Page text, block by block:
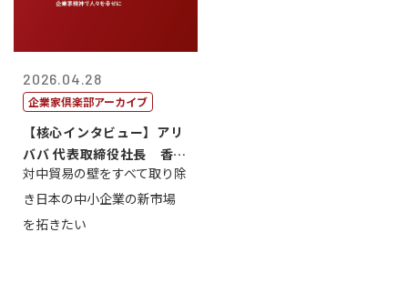
2026.04.28
企業家倶楽部アーカイブ
【核心インタビュー】アリ
ババ 代表取締役社長 香
山 誠
対中貿易の壁をすべて取り除
き日本の中小企業の新市場
を拓きたい